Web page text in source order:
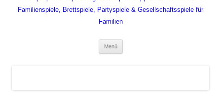
Familienspiele, Brettspiele, Partyspiele & Gesellschaftsspiele für
Familien
Menü